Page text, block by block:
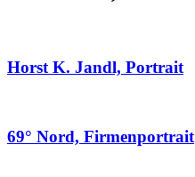
Horst K. Jandl, Portrait
69° Nord, Firmenportrait